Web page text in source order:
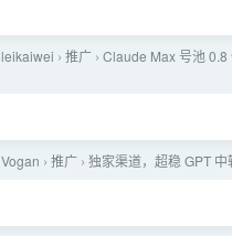
leikaiwei › 推广 › Claude Max 号池 0.8
Vogan › 推广 › 独家渠道，超稳 GPT 中